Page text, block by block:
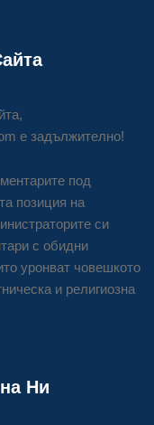
е задължително!
под
позиция на
си
с обидни
уронват човешкото
и религиозна
Ни